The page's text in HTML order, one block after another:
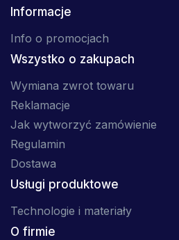
Informacje
Info o promocjach
Wszystko o zakupach
Wymiana zwrot towaru
Reklamacje
Jak wytworzyć zamówienie
Regulamin
Dostawa
Usługi produktowe
Technologie i materiały
O firmie